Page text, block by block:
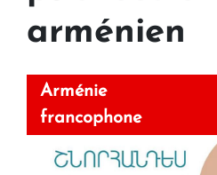
arménien
Arménie
francophone